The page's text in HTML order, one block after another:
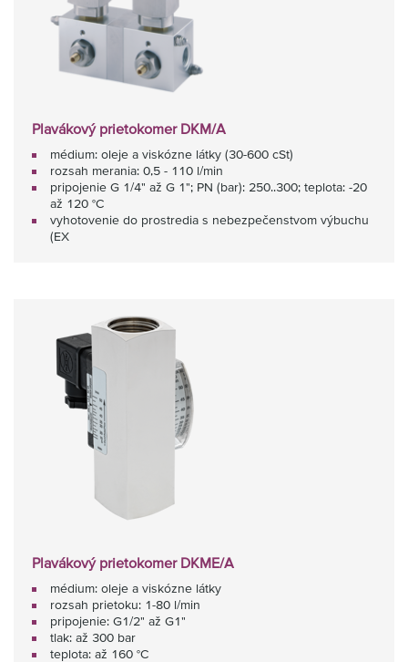
Plavákový prietokomer DKM/A
médium: oleje a viskózne látky (30-600 cSt)
rozsah merania: 0,5 - 110 l/min
pripojenie G 1/4" až G 1"; PN (bar): 250..300; teplota: -20
až 120 °C
vyhotovenie do prostredia s nebezpečenstvom výbuchu
(EX
Plavákový prietokomer DKME/A
médium: oleje a viskózne látky
rozsah prietoku: 1-80 l/min
pripojenie: G1/2" až G1"
tlak: až 300 bar
teplota: až 160 °C